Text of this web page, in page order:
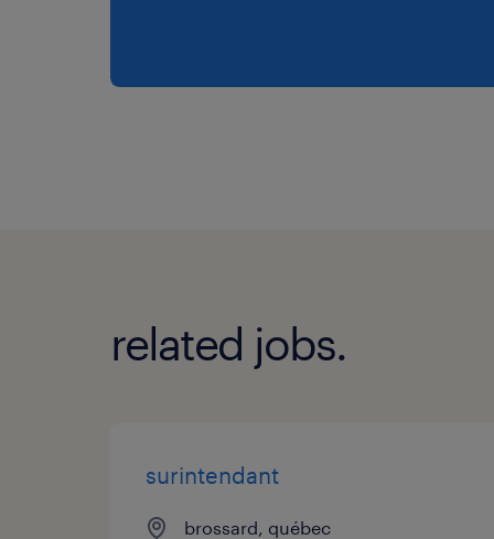
related jobs.
surintendant
brossard, québec